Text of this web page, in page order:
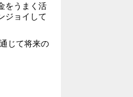
をうまく活
ジョイして
じて将来の